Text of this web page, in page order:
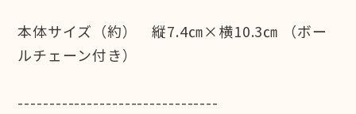
本体サイズ（約） 縦7.4㎝×横10.3㎝ （ボー
ルチェーン付き）
--------------------------------